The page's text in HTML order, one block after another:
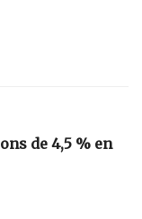
de 4,5 % en